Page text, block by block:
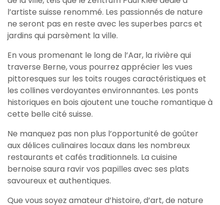
l’artiste suisse renommé. Les passionnés de nature
ne seront pas en reste avec les superbes parcs et
jardins qui parsèment la ville.
En vous promenant le long de l’Aar, la rivière qui
traverse Berne, vous pourrez apprécier les vues
pittoresques sur les toits rouges caractéristiques et
les collines verdoyantes environnantes. Les ponts
historiques en bois ajoutent une touche romantique à
cette belle cité suisse.
Ne manquez pas non plus l’opportunité de goûter
aux délices culinaires locaux dans les nombreux
restaurants et cafés traditionnels. La cuisine
bernoise saura ravir vos papilles avec ses plats
savoureux et authentiques.
Que vous soyez amateur d’histoire, d’art, de nature